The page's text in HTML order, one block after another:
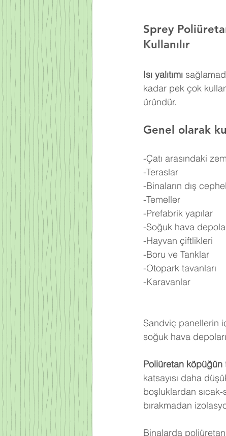
Sprey
Kullanılır
Isı yalıtımı
kadar pek çok
üründür.
Genel olarak
-Çatı arasındaki
-Teraslar
-Binaların dış
-Temeller
-Prefabrik yapılar
-Soğuk hava
-Hayvan çiftlikleri
-Boru ve Tanklar
-Otopark tavanları
-Karavanlar
Sandviç panellerin
soğuk hava
Poliüretan köpüğün
katsayısı daha
boşluklardan
bırakmadan
Binalarda poliüretan